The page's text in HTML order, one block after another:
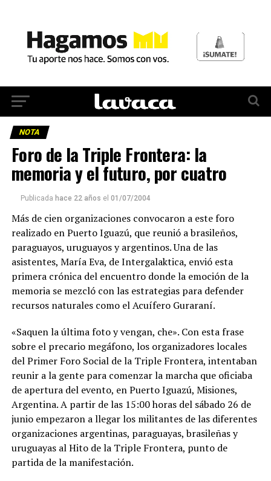
NOTA
Foro de la Triple Frontera: la
memoria y el futuro, por cuatro
Publicada hace 22 años el 01/07/2004
Más de cien organizaciones convocaron a este foro
realizado en Puerto Iguazú, que reunió a brasileños,
paraguayos, uruguayos y argentinos. Una de las
asistentes, María Eva, de Intergalaktica, envió esta
primera crónica del encuentro donde la emoción de la
memoria se mezcló con las estrategias para defender
recursos naturales como el Acuífero Guraraní.
«Saquen la última foto y vengan, che». Con esta frase
sobre el precario megáfono, los organizadores locales
del Primer Foro Social de la Triple Frontera, intentaban
reunir a la gente para comenzar la marcha que oficiaba
de apertura del evento, en Puerto Iguazú, Misiones,
Argentina. A partir de las 15:00 horas del sábado 26 de
junio empezaron a llegar los militantes de las diferentes
organizaciones argentinas, paraguayas, brasileñas y
uruguayas al Hito de la Triple Frontera, punto de
partida de la manifestación.